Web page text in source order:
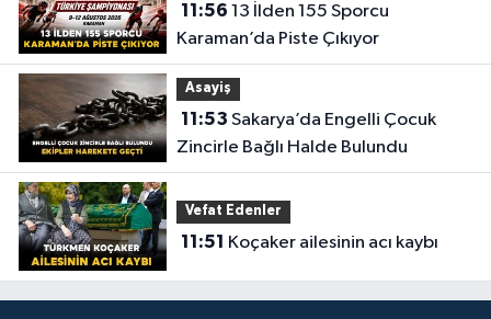
11:56
Karaman’da Piste Çıkıyor
Asayiş
11:53
Zincirle Bağlı Halde Bulundu
Vefat Edenler
11:51 Koçaker ailesinin acı kaybı